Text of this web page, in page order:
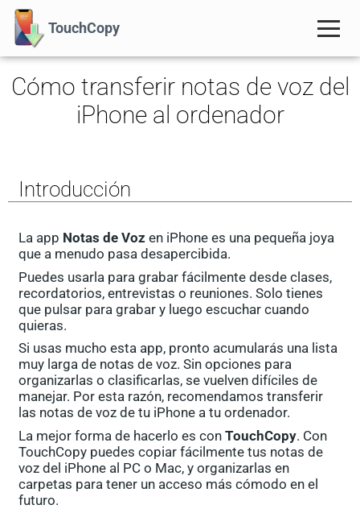
TouchCopy
Cómo transferir notas de voz del
iPhone al ordenador
Introducción
La app Notas de Voz en iPhone es una pequeña joya
que a menudo pasa desapercibida.
Puedes usarla para grabar fácilmente desde clases,
recordatorios, entrevistas o reuniones. Solo tienes
que pulsar para grabar y luego escuchar cuando
quieras.
Si usas mucho esta app, pronto acumularás una lista
muy larga de notas de voz. Sin opciones para
organizarlas o clasificarlas, se vuelven difíciles de
manejar. Por esta razón, recomendamos transferir
las notas de voz de tu iPhone a tu ordenador.
La mejor forma de hacerlo es con TouchCopy. Con
TouchCopy puedes copiar fácilmente tus notas de
voz del iPhone al PC o Mac, y organizarlas en
carpetas para tener un acceso más cómodo en el
futuro.